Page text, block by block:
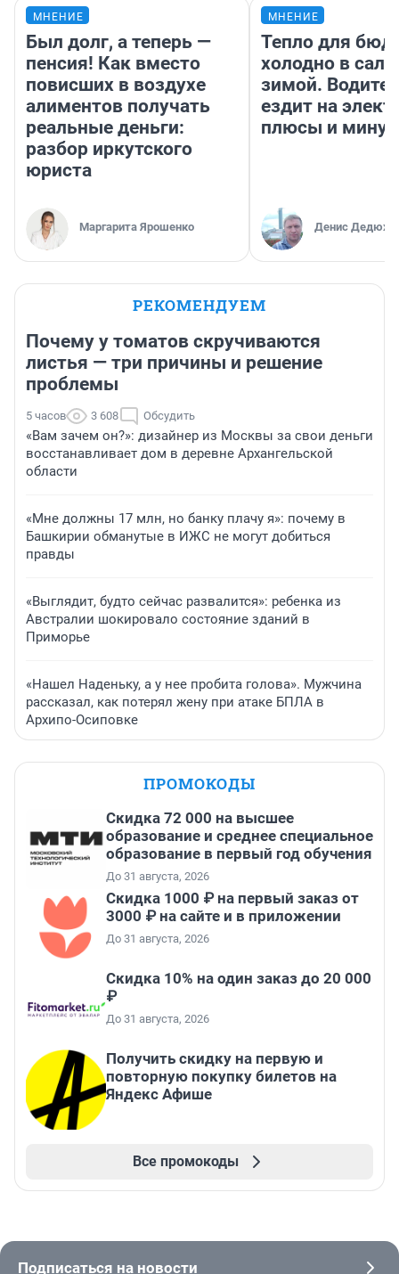
МНЕНИЕ
Был долг, а теперь —
пенсия! Как вместо
повисших в воздухе
алиментов получать
реальные деньги:
разбор иркутского
юриста
Маргарита Ярошенко
МНЕНИЕ
Тепло для
холодно в
зимой.
ездит на
плюсы и
Денис
РЕКОМЕНДУЕМ
Почему у томатов скручиваются
листья — три причины и решение
проблемы
5 часов 3 608 Обсудить
«Вам зачем он?»: дизайнер из Москвы за свои деньги
восстанавливает дом в деревне Архангельской
области
«Мне должны 17 млн, но банку плачу я»: почему в
Башкирии обманутые в ИЖС не могут добиться
правды
«Выглядит, будто сейчас развалится»: ребенка из
Австралии шокировало состояние зданий в
Приморье
«Нашел Наденьку, а у нее пробита голова». Мужчина
рассказал, как потерял жену при атаке БПЛА в
Архипо-Осиповке
ПРОМОКОДЫ
Скидка 72 000 на высшее
образование и среднее специальное
образование в первый год обучения
До 31 августа, 2026
Скидка 1000 ₽ на первый заказ от
3000 ₽ на сайте и в приложении
До 31 августа, 2026
Скидка 10% на один заказ до 20 000
₽
До 31 августа, 2026
Получить скидку на первую и
повторную покупку билетов на
Яндекс Афише
Все промокоды
Подписаться на новости